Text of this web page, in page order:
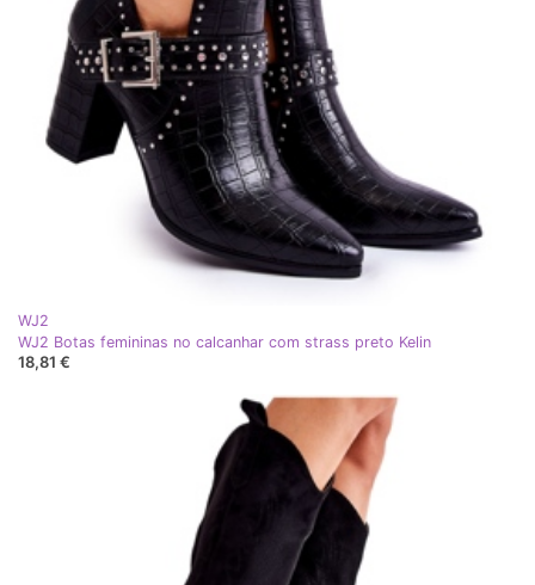
WJ2
WJ2 Botas femininas no calcanhar com strass preto Kelin
18,81 €